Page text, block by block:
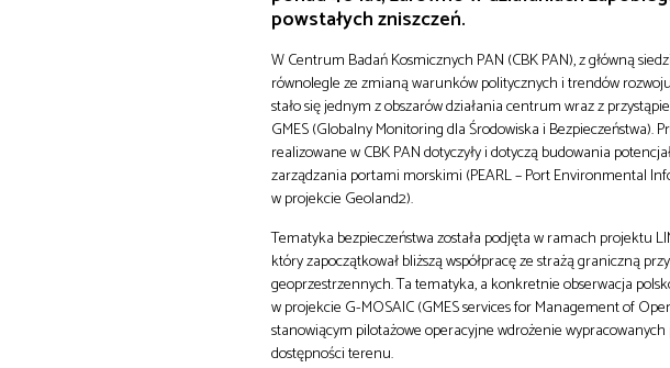
powstałych zniszczeń.
W Centrum Badań Kosmicznych PAN (CBK PAN), z główną
równolegle ze zmianą warunków politycznych i trendów
stało się jednym z obszarów działania centrum wraz z
GMES (Globalny Monitoring dla Środowiska i Bezpieczeństwa).
realizowane w CBK PAN dotyczyły i dotyczą budowania
zarządzania portami morskimi (PEARL – Port Environmental
w projekcie Geoland2).
Tematyka bezpieczeństwa została podjęta w ramach projektu
który zapoczątkował bliższą współpracę ze strażą graniczną
geoprzestrzennych. Ta tematyka, a konkretnie obserwacja
w projekcie G-MOSAIC (GMES services for Management of
stanowiącym pilotażowe operacyjne wdrożenie
dostępności terenu.